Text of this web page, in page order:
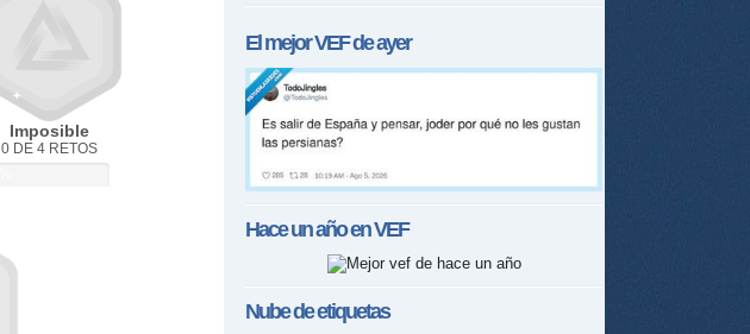
Imposible
0 DE 4 RETOS
El mejorVEFde ayer
Hace un año enVEF
Nube de etiquetas